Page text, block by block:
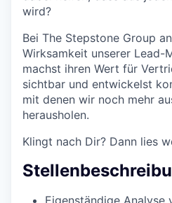
wird?
Bei The Stepstone Group
Wirksamkeit unserer Lead-
machst ihren Wert für
sichtbar und entwickelst
mit denen wir noch mehr
herausholen.
Klingt nach Dir? Dann lies
Eigenständige Analyse